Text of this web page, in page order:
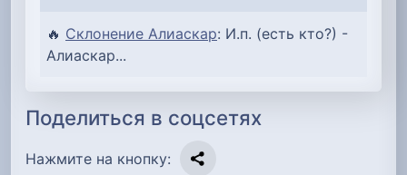
🔥 Склонение Алиаскар: И.п. (есть кто?) -
Алиаскар...
Поделиться в соцсетях
Нажмите на кнопку: